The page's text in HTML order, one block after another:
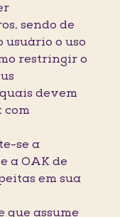
sendo de
o uso
restringir o
devem
com
se a
a OAK de
em sua
que assume